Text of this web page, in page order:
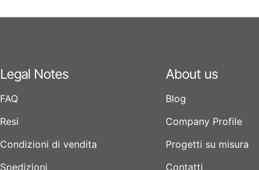
Legal Notes
FAQ
Resi
Condizioni di vendita
Spedizioni
About us
Blog
Company Profile
Progetti su misura
Contatti